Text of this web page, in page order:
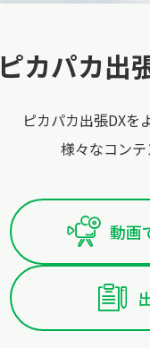
ピカパカ出
ピカパカ出張DXを
様々なコンテ
動画